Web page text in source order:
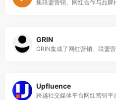
GRIN
Upfluence